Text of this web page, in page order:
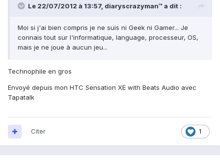
Le 22/07/2012 à 13:57, diaryscrazyman™ a dit :
Moi si j'ai bien compris je ne suis ni Geek ni Gamer... Je
connais tout sur l'informatique, language, processeur, OS,
mais je ne joue à aucun jeu...
Technophile en gros
Envoyé depuis mon HTC Sensation XE with Beats Audio avec
Tapatalk
1
Citer